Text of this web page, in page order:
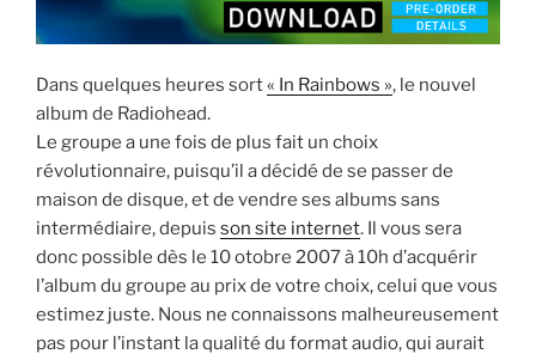
Dans quelques heures sort« In Rainbows », le nouvel
album de Radiohead.
Le groupe a une fois de plus fait un choix
révolutionnaire, puisqu’il a décidé de se passer de
maison de disque, et de vendre ses albums sans
intermédiaire, depuis son site internet. Il vous sera
donc possible dès le 10 otobre 2007 à 10h d’acquérir
l’album du groupe au prix de votre choix, celui que vous
estimez juste. Nous ne connaissons malheureusement
pas pour l’instant la qualité du format audio, qui aurait